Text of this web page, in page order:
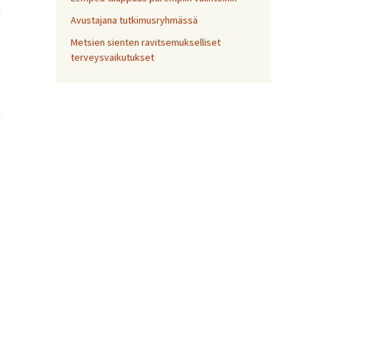
Avustajana tutkimusryhmässä
Metsien sienten ravitsemukselliset
terveysvaikutukset